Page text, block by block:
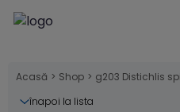
Acasă > Shop > g203 Distichlis
înapoi la lista